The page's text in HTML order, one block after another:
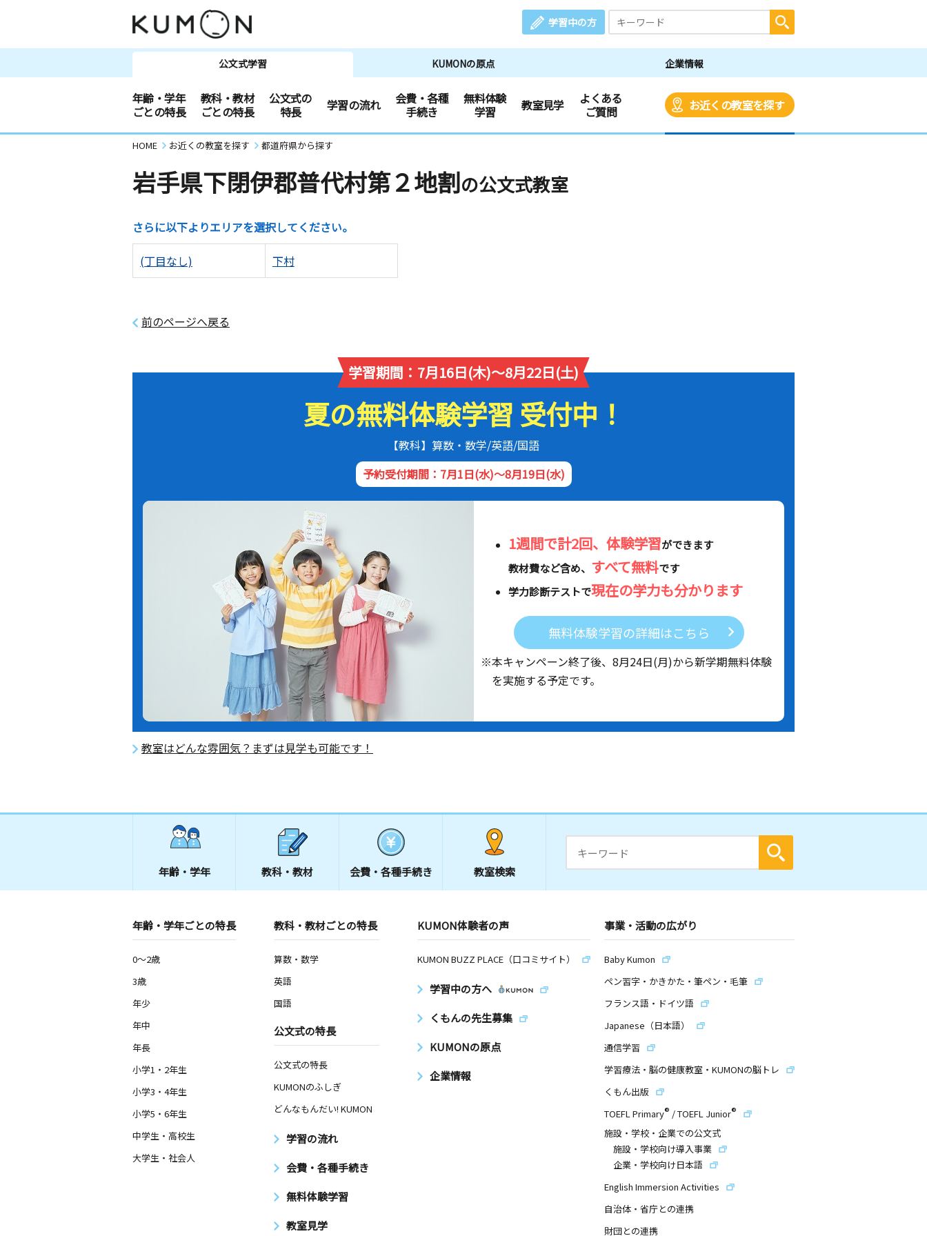
学習中の方
公文式学習 KUMONの原点 企業情報
年齢・学年
ごとの特長
教科・教材
ごとの特長
公文式の
特長
学習の流れ
会費・各種
手続き
無料体験
学習
教室見学
よくある
ご質問
お近くの教室を探す
HOME お近くの教室を探す 都道府県から探す
岩手県下閉伊郡普代村第２地割の公文式教室
さらに以下よりエリアを選択してください。
(丁目なし) 下村
前のページへ戻る
学習期間：7月16日(木)～8月22日(土)
夏の無料体験学習 受付中！
【教科】算数・数学/英語/国語
予約受付期間：7月1日(水)～8月19日(水)
1週間で計2回、体験学習ができます
教材費など含め、 すべて無料です
学力診断テストで現在の学力も分かります
無料体験学習の詳細はこちら
※本キャンペーン終了後、 8月24日(月)から新学期無料体験
を実施する予定です。
教室はどんな雰囲気？まずは見学も可能です！
年齢・学年 教科・教材 会費・ 各種手続き 教室検索
年齢・学年ごとの特長
0～2歳
3歳
年少
年中
年長
小学1・2年生
小学3・4年生
小学5・6年生
中学生・高校生
大学生・社会人
教科・教材ごとの特長
算数・数学
英語
国語
公文式の特長
公文式の特長
KUMONのふしぎ
どんなもんだい! KUMON
学習の流れ
会費・各種手続き
無料体験学習
教室見学
KUMON体験者の声
KUMON BUZZ PLACE（口コミサイト）
学習中の方へ
くもんの先生募集
KUMONの原点
企業情報
事業・活動の広がり
Baby Kumon
ペン習字・かきかた・筆ペン・毛筆
フランス語・ドイツ語
Japanese（日本語）
通信学習
学習療法・脳の健康教室・KUMONの脳トレ
くもん出版
TOEFL Primary® /TOEFL Junior®
施設・学校・企業での公文式
施設・学校向け導入事業
企業・学校向け日本語
English Immersion Activities
自治体・省庁との連携
財団との連携